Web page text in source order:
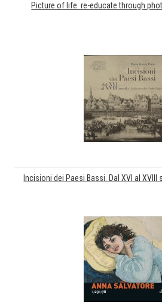
Picture of life: re-educate through